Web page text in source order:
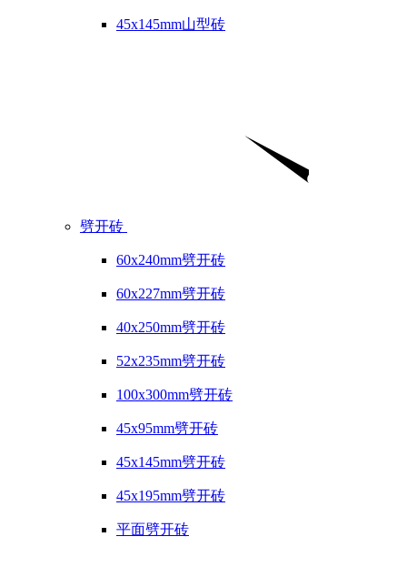
45x145mm山型砖
劈开砖
60x240mm劈开砖
60x227mm劈开砖
40x250mm劈开砖
52x235mm劈开砖
100x300mm劈开砖
45x95mm劈开砖
45x145mm劈开砖
45x195mm劈开砖
平面劈开砖